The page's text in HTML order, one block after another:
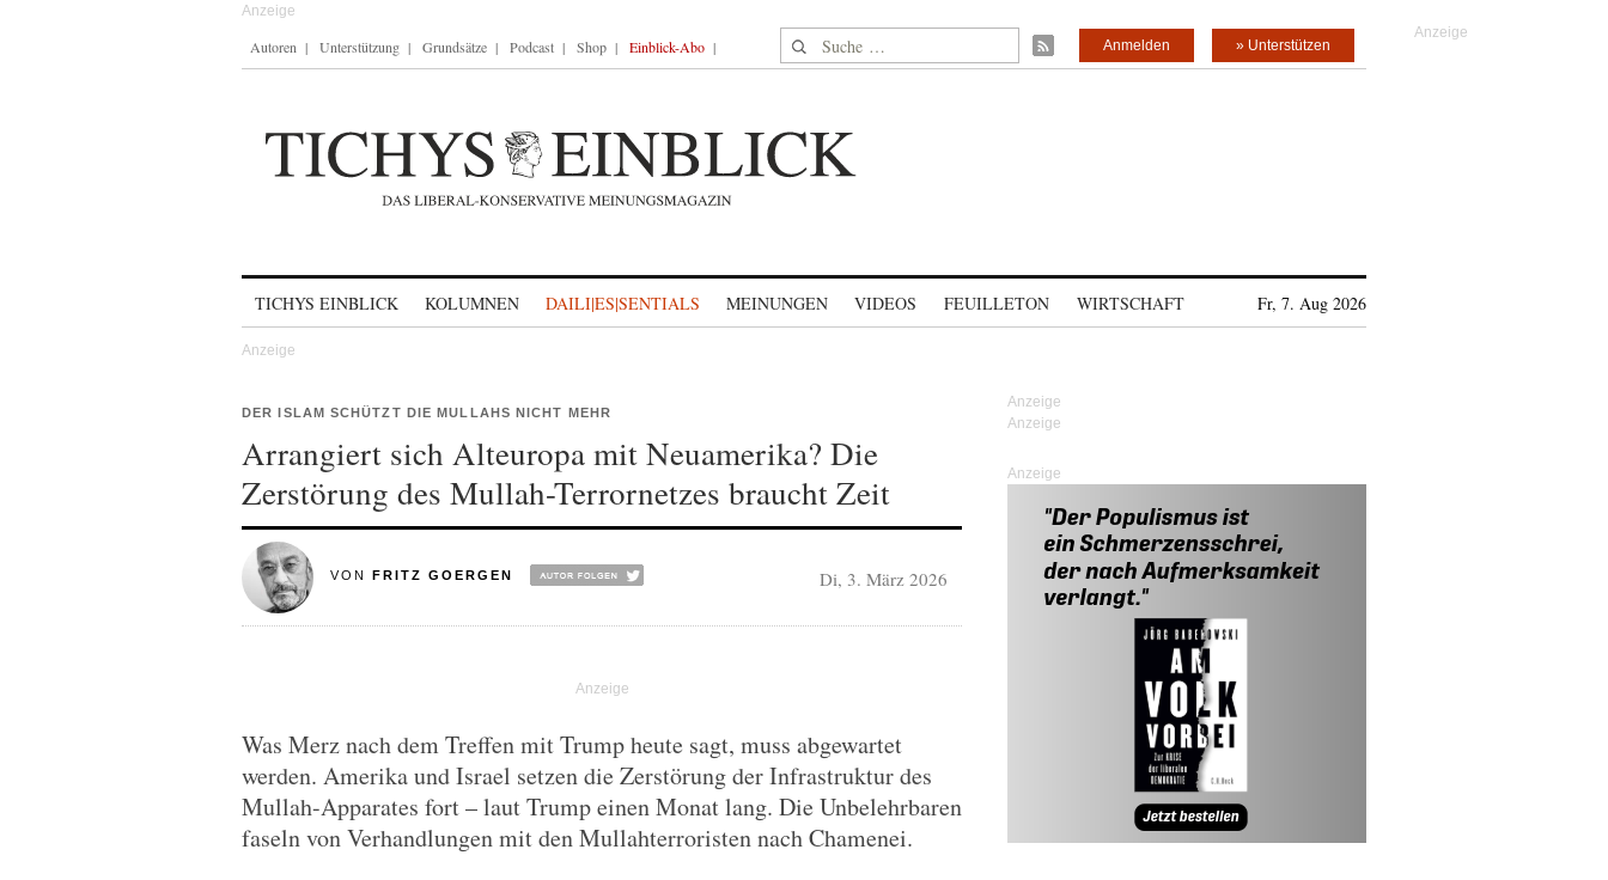
Autoren Unterstützung Grundsätze Podcast Shop Einblick-Abo Suche nach: » Unterstützen
Anmelden
TICHYS EINBLICK KOLUMNEN DAILI|ES|SENTIALS MEINUNGEN VIDEOS FEUILLETON WIRTSCHAFT Fr, 7. Aug 2026
DER ISLAM SCHÜTZT DIE MULLAHS NICHT MEHR
Arrangiert sich Alteuropa mit Neuamerika? Die
Zerstörung des Mullah-Terrornetzes braucht Zeit
VON FRITZ GOERGEN Di, 3. März 2026
Was Merz nach dem Treffen mit Trump heute sagt, muss abgewartet
werden. Amerika und Israel setzen die Zerstörung der Infrastruktur des
Mullah-Apparates fort – laut Trump einen Monat lang. Die Unbelehrbaren
faseln von Verhandlungen mit den Mullahterroristen nach Chamenei.
Anzeige